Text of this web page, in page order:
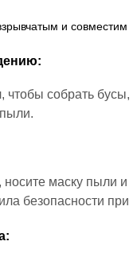
и
собрать бусы,
маску пыли и
безопасности